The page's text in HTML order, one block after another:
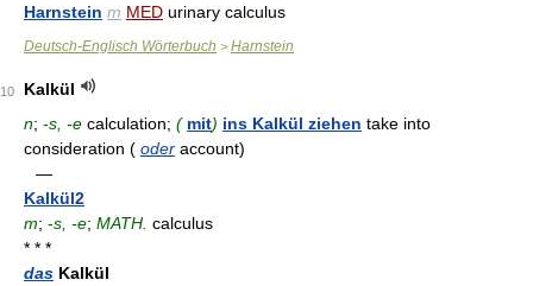
Harnstein m MED urinary calculus
Deutsch-Englisch Wörterbuch > Harnstein
10
Kalkül
n; -s, -e calculation; ( mit) ins Kalkül ziehen take into
consideration ( oder account)
—
Kalkül2
m; -s, -e; MATH. calculus
* * *
das Kalkül